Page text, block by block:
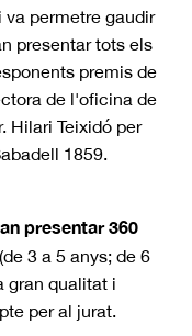
va permetre gaudir
presentar tots els
premis de
de l'oficina de
Hilari Teixidó per
1859.
presentar 360
3 a 5 anys; de 6
gran qualitat i
per al jurat.